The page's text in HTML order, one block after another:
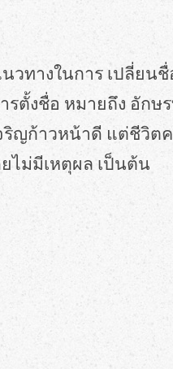
ทางในการ เปลี่ย
ตั้งชื่อ หมายถึง อัก
ริญก้าวหน้าดี แต่ชีวิ
ไม่มีเหตุผล เป็นต้น